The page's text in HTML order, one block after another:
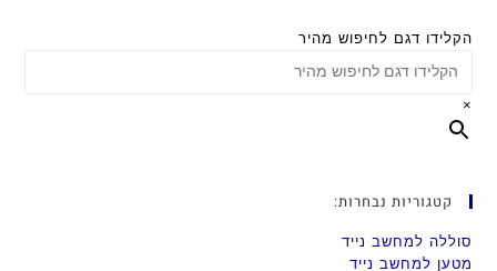
הקלידו דגם לחיפוש מהיר
×
קטגוריות נבחרות:
סוללה למחשב נייד
מטען למחשב נייד